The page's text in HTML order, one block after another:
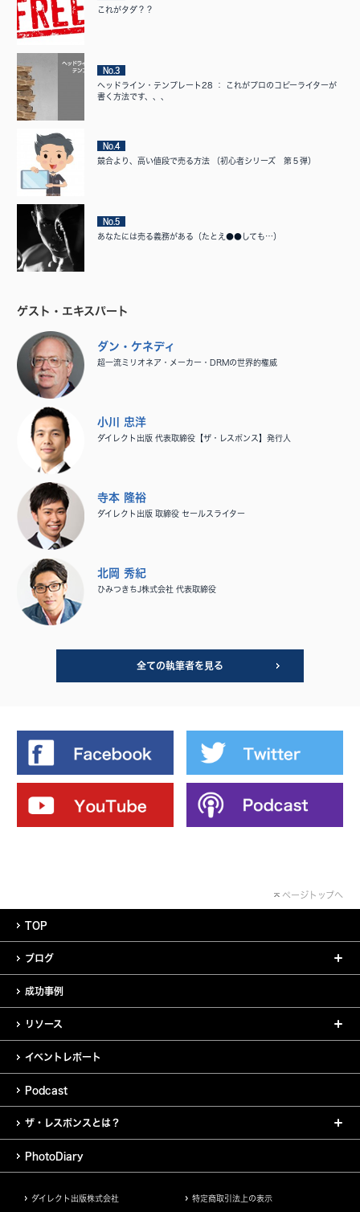
これがタダ？？
No.3
ヘッドライン・テンプレート28 ： これがプロのコピーライターが
書く方法です、、、
No.4
競合より、高い値段で売る方法 （初心者シリーズ 第５弾）
No.5
あなたには売る義務がある（たとえ●●しても…）
ゲスト・エキスパート
ダン・ケネディ
超一流ミリオネア・メーカー・DRMの世界的権威
小川 忠洋
ダイレクト出版 代表取締役【ザ・レスポンス】発行人
寺本 隆裕
ダイレクト出版 取締役 セールスライター
北岡 秀紀
ひみつきちJ株式会社 代表取締役
全ての執筆者を見る
ページトップへ
TOP
ブログ
成功事例
リソース
イベントレポート
Podcast
ザ・レスポンスとは？
PhotoDiary
ダイレクト出版株式会社 特定商取引法上の表示